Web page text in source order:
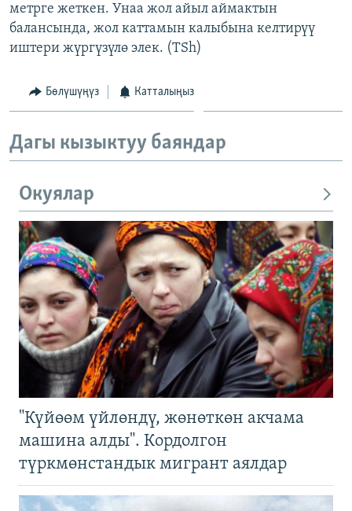
метрге жеткен. Унаа жол айыл аймактын
балансында, жол каттамын калыбына келтирүү
иштери жүргүзүлө элек. (TSh)
Бөлүшүңүз Катталыңыз
Дагы кызыктуу баяндар
Окуялар
"Күйөөм үйлөндү, жөнөткөн акчама
машина алды". Кордолгон
түркмөнстандык мигрант аялдар